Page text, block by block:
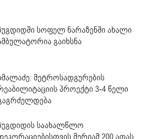
სოფელ ნარაზენში ახალი
გაიხსნა
მეტროსადგურების
პროექტი 3-4 წელი
საახალწლო